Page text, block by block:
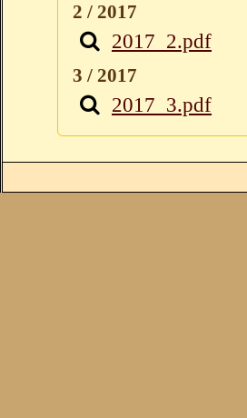
2 / 2017
2017_2.pdf
3 / 2017
2017_3.pdf